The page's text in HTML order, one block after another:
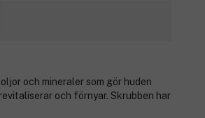
och mineraler som gör huden
och förnyar. Skrubben har